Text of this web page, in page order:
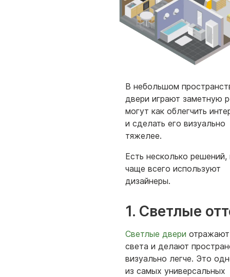
В небольшом
двери играют заметную
могут как облегчить
и сделать его визуально
тяжелее.
Есть несколько решений,
чаще всего используют
дизайнеры.
1. Светлые
Светлые двери
света и делают
визуально легче. Это
из самых универсальных